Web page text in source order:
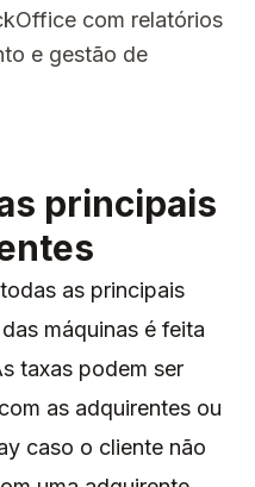
com relatórios
e gestão de
principais
as principais
máquinas é feita
taxas podem ser
as adquirentes ou
caso o cliente não